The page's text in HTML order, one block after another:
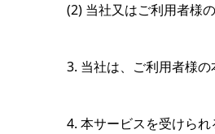
(2) 当社又はご利用者様
3. 当社は、ご利用者様
4. 本サービスを受けら